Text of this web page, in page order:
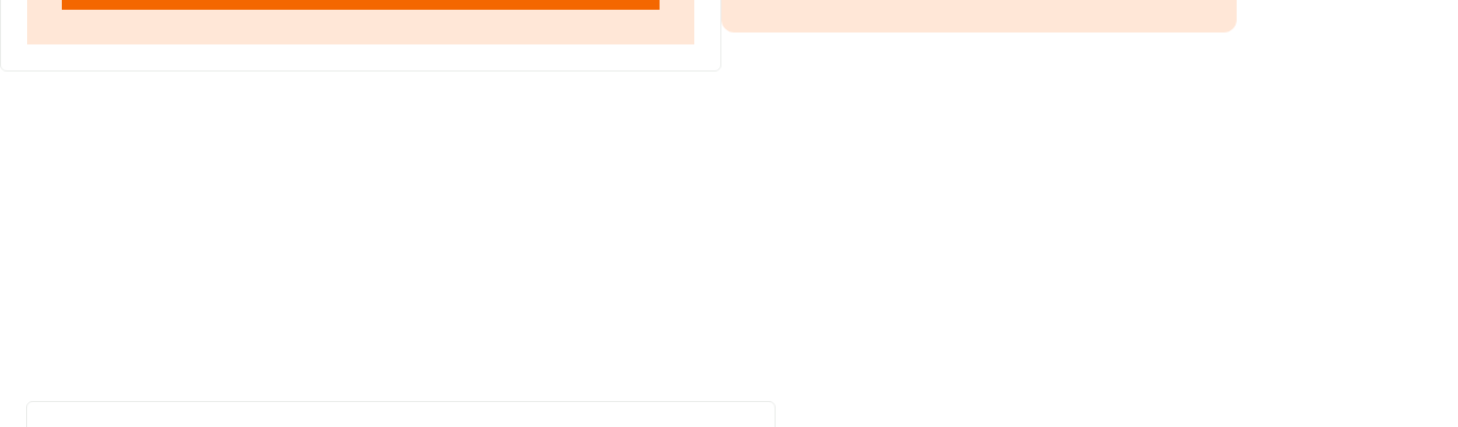
nacional la facturación asciende a 4.318 millones de euros y se calcula un promedio de